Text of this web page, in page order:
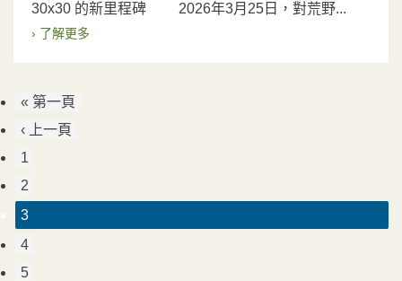
30x30 的新里程碑 2026年3月25日，對荒野...
› 了解更多
« 第一頁
‹ 上一頁
1
2
3
4
5